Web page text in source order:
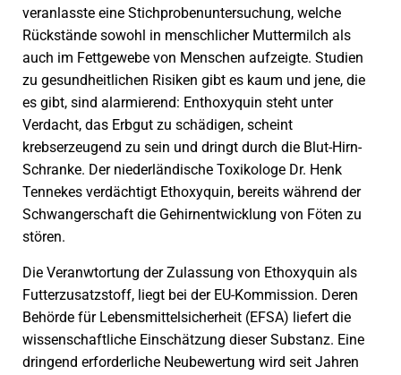
veranlasste eine Stichprobenuntersuchung, welche
Rückstände sowohl in menschlicher Muttermilch als
auch im Fettgewebe von Menschen aufzeigte. Studien
zu gesundheitlichen Risiken gibt es kaum und jene, die
es gibt, sind alarmierend: Enthoxyquin steht unter
Verdacht, das Erbgut zu schädigen, scheint
krebserzeugend zu sein und dringt durch die Blut-Hirn-
Schranke. Der niederländische Toxikologe Dr. Henk
Tennekes verdächtigt Ethoxyquin, bereits während der
Schwangerschaft die Gehirnentwicklung von Föten zu
stören.
Die Veranwtortung der Zulassung von Ethoxyquin als
Futterzusatzstoff, liegt bei der EU-Kommission. Deren
Behörde für Lebensmittelsicherheit (EFSA) liefert die
wissenschaftliche Einschätzung dieser Substanz. Eine
dringend erforderliche Neubewertung wird seit Jahren